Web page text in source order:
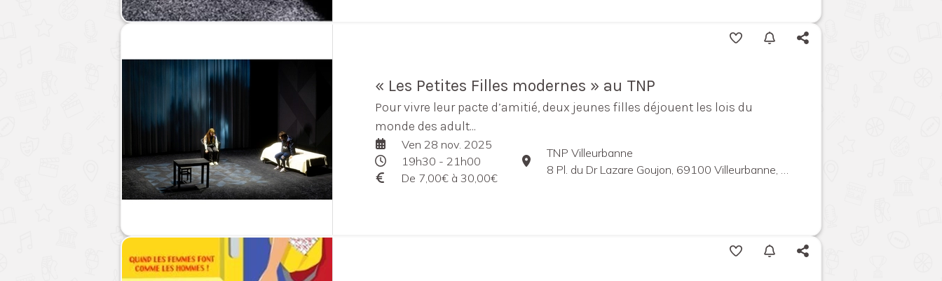
« Les Petites Filles modernes » au TNP
Pour vivre leur pacte d’amitié, deux jeunes filles déjouent les lois du
monde des adult...
Ven 28 nov. 2025
19h30 - 21h00
De 7,00€ à 30,00€
TNP Villeurbanne
8 Pl. du Dr Lazare Goujon, 69100 Villeurbanne, France